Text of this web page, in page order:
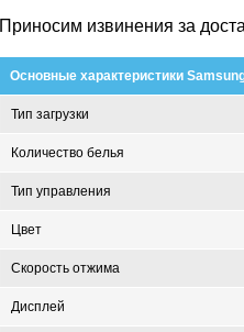
Приносим извинения за
Основные характеристики
Тип загрузки
Количество белья
Тип управления
Цвет
Скорость отжима
Дисплей